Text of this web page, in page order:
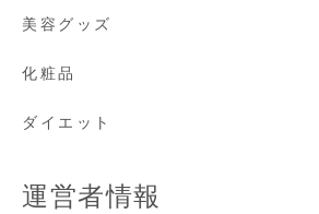
美容グッズ
化粧品
ダイエット
運営者情報